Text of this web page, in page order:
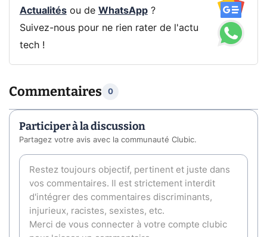
Actualitésou de WhatsApp?
Suivez-nous pour ne rien rater de l'actu
tech !
Commentaires 0
Participer à la discussion
Partagez votre avis avec la communauté Clubic.